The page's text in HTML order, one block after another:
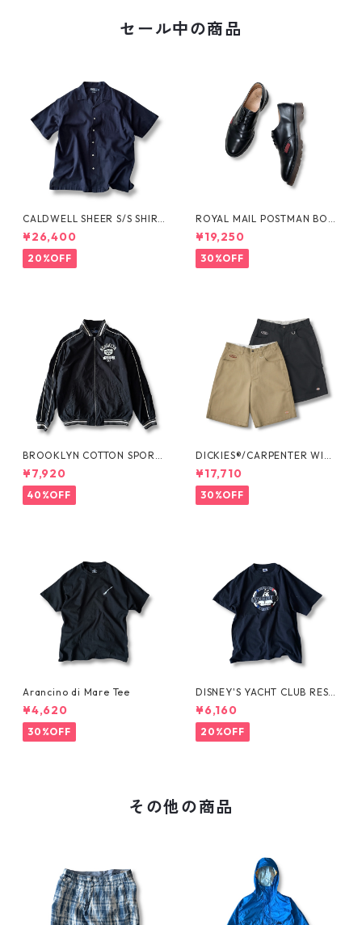
セール中の商品
CALDWELL SHEER S/S SHIRT
by Polo Ralph Lauren
¥26,400
20%OFF
ROYAL MAIL POSTMAN BOO
TS by Dr.MARTENS
¥19,250
30%OFF
BROOKLYN COTTON SPORT
JKT by Polo Ralph Lauren
¥7,920
40%OFF
DICKIES®/CARPENTER WIDE
SHORTS -SEDAN ALL-PURPO
SE-
¥17,710
30%OFF
Arancino di Mare Tee
¥4,620
30%OFF
DISNEY'S YACHT CLUB RESO
RT Tee
¥6,160
20%OFF
その他の商品